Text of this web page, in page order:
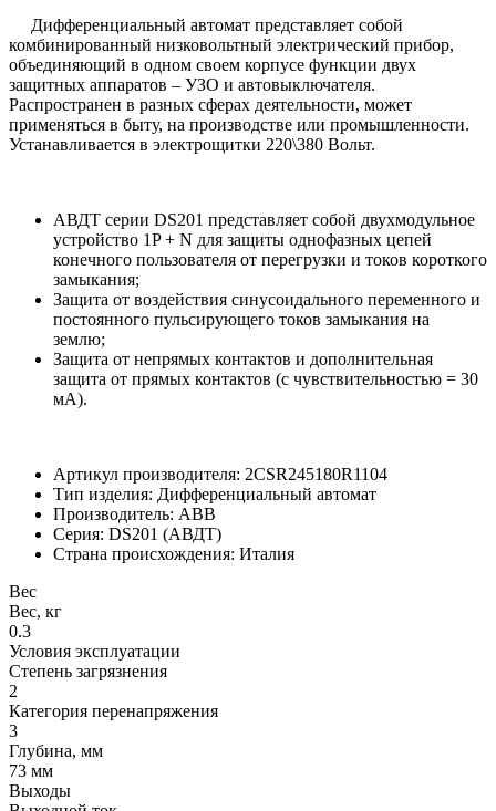
Дифференциальный автомат представляет собой
комбинированный низковольтный электрический прибор,
объединяющий в одном своем корпусе функции двух
защитных аппаратов – УЗО и автовыключателя.
Распространен в разных сферах деятельности, может
применяться в быту, на производстве или промышленности.
Устанавливается в электрощитки 220\380 Вольт.
АВДТ серии DS201 представляет собой двухмодульное
устройство 1P + N для защиты однофазных цепей
конечного пользователя от перегрузки и токов короткого
замыкания;
Защита от воздействия синусоидального переменного и
постоянного пульсирующего токов замыкания на
землю;
Защита от непрямых контактов и дополнительная
защита от прямых контактов (с чувствительностью = 30
мА).
Артикул производителя: 2CSR245180R1104
Тип изделия: Дифференциальный автомат
Производитель: ABB
Серия: DS201 (АВДТ)
Страна происхождения: Италия
Вес
Вес, кг
0.3
Условия эксплуатации
Степень загрязнения
2
Категория перенапряжения
3
Глубина, мм
73 мм
Выходы